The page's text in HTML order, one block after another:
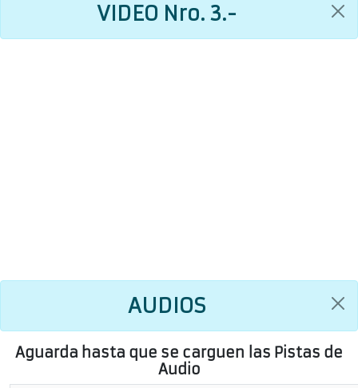
VIDEO Nro. 3.-
AUDIOS
Aguarda hasta que se carguen las Pistas de
Audio